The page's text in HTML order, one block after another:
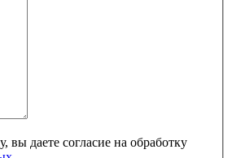
вы даете согласие на обработку